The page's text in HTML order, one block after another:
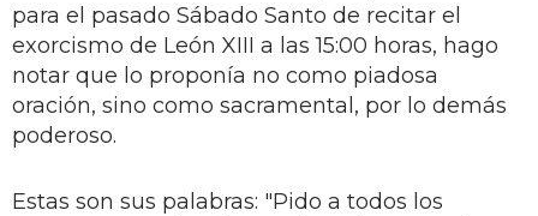
para el pasado Sábado Santo de recitar el
exorcismo de León XIII a las 15:00 horas, hago
notar que lo proponía no como piadosa
oración, sino como sacramental, por lo demás
poderoso.
Estas son sus palabras: "Pido a todos los